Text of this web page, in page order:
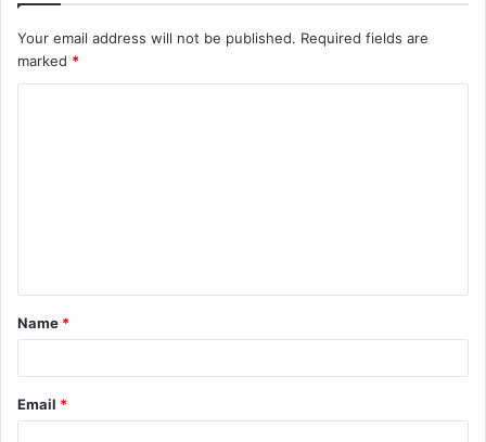
Your email address will not be published. Required fields are
marked *
t
*
Name *
Email *